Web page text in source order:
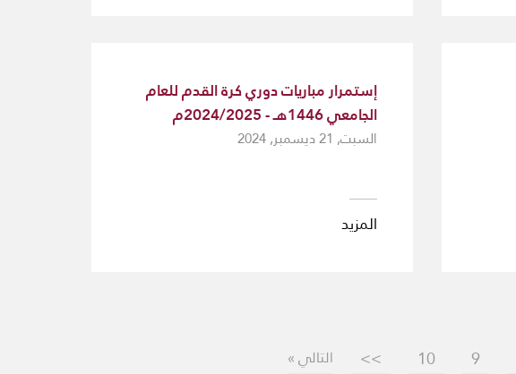
إستمرار مباريات دوري كرة القدم للعام
الجامعي 1446هـ - 2024/2025م
السبت, 21 ديسمبر, 2024
المزيد
9
10
>> التالي »